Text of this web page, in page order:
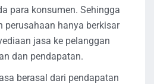
para konsumen. Sehingga
perusahaan hanya berkisar
jasa ke pelanggan
dan pendapatan.
berasal dari pendapatan